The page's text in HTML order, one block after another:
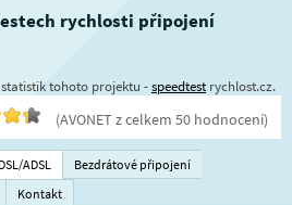
rychlosti připojení
tohoto projektu -speedtestrychlost.cz.
(AVONET z celkem 50 hodnocení)
DSL/ADSL
Bezdrátové připojení
Kontakt